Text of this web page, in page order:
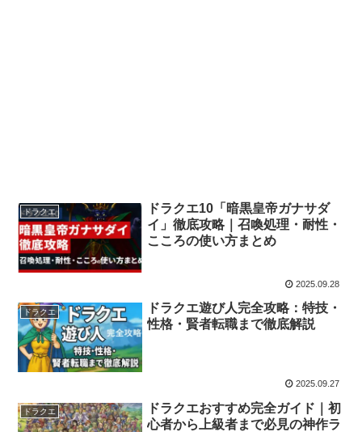
ドラクエ
ドラクエ10「暗黒皇帝ガナサダ
イ」徹底攻略｜召喚処理・耐性・
こころの使い方まとめ
2025.09.28
ドラクエ
ドラクエ遊び人完全攻略：特技・
性格・賢者転職まで徹底解説
2025.09.27
ドラクエ
ドラクエおすすめ完全ガイド｜初
心者から上級者まで必見の神作ラ